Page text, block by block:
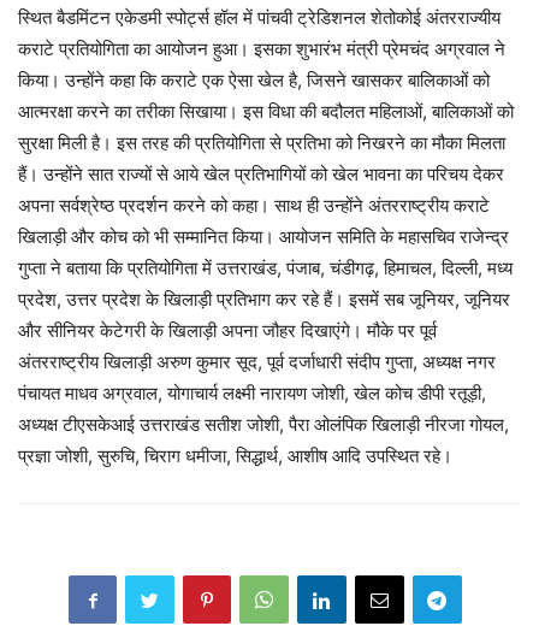
स्थित बैडमिंटन एकेडमी स्पोर्ट्स हॉल में पांचवी ट्रेडिशनल शेतोकोई अंतरराज्यीय
कराटे प्रतियोगिता का आयोजन हुआ। इसका शुभारंभ मंत्री प्रेमचंद अग्रवाल ने
किया। उन्होंने कहा कि कराटे एक ऐसा खेल है, जिसने खासकर बालिकाओं को
आत्मरक्षा करने का तरीका सिखाया। इस विधा की बदौलत महिलाओं, बालिकाओं को
सुरक्षा मिली है। इस तरह की प्रतियोगिता से प्रतिभा को निखरने का मौका मिलता
हैं। उन्होंने सात राज्यों से आये खेल प्रतिभागियों को खेल भावना का परिचय देकर
अपना सर्वश्रेष्ठ प्रदर्शन करने को कहा। साथ ही उन्होंने अंतरराष्ट्रीय कराटे
खिलाड़ी और कोच को भी सम्मानित किया। आयोजन समिति के महासचिव राजेन्द्र
गुप्ता ने बताया कि प्रतियोगिता में उत्तराखंड, पंजाब, चंडीगढ़, हिमाचल, दिल्ली, मध्य
प्रदेश, उत्तर प्रदेश के खिलाड़ी प्रतिभाग कर रहे हैं। इसमें सब जूनियर, जूनियर
और सीनियर केटेगरी के खिलाड़ी अपना जौहर दिखाएंगे। मौके पर पूर्व
अंतरराष्ट्रीय खिलाड़ी अरुण कुमार सूद, पूर्व दर्जाधारी संदीप गुप्ता, अध्यक्ष नगर
पंचायत माधव अग्रवाल, योगाचार्य लक्ष्मी नारायण जोशी, खेल कोच डीपी रतूड़ी,
अध्यक्ष टीएसकेआई उत्तराखंड सतीश जोशी, पैरा ओलंपिक खिलाड़ी नीरजा गोयल,
प्रज्ञा जोशी, सुरुचि, चिराग धमीजा, सिद्धार्थ, आशीष आदि उपस्थित रहे।